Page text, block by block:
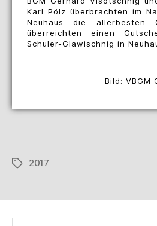
Karl Pölz überbrachten im
Neuhaus die allerbesten
überreichten einen
Schuler-Glawischnig in
Bild: VBGM
2017